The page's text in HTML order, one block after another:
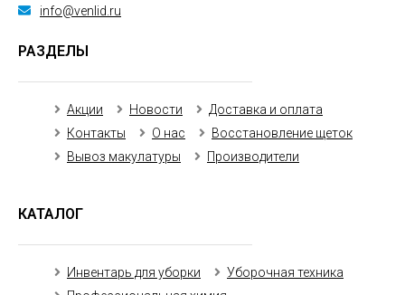
info@venlid.ru
РАЗДЕЛЫ
Акции Новости
Доставка и оплата
Контакты
О нас
Восстановление щеток
Вывоз макулатуры
Производители
КАТАЛОГ
Инвентарь для уборки
Уборочная техника